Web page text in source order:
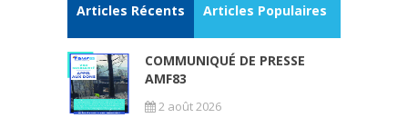
Articles Récents Articles Populaires
COMMUNIQUÉ DE PRESSE
AMF83
2 août 2026